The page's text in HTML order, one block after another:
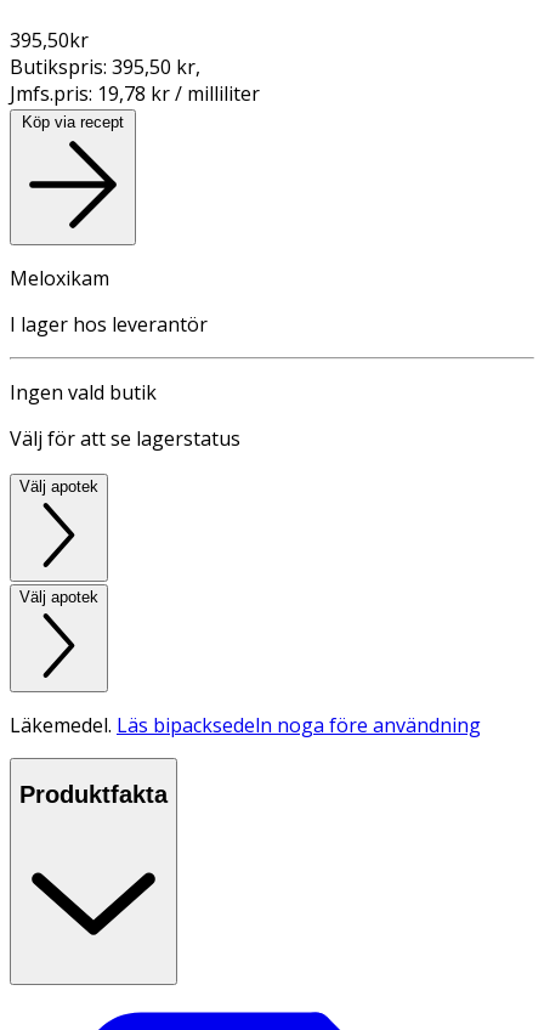
395,50kr
Butikspris: 395,50 kr,
Jmfs.pris: 19,78 kr / milliliter
Köp via recept
Meloxikam
I lager hos leverantör
Ingen vald butik
Välj för att se lagerstatus
Välj apotek
Välj apotek
Läkemedel. Läs bipacksedeln noga före användning
Produktfakta